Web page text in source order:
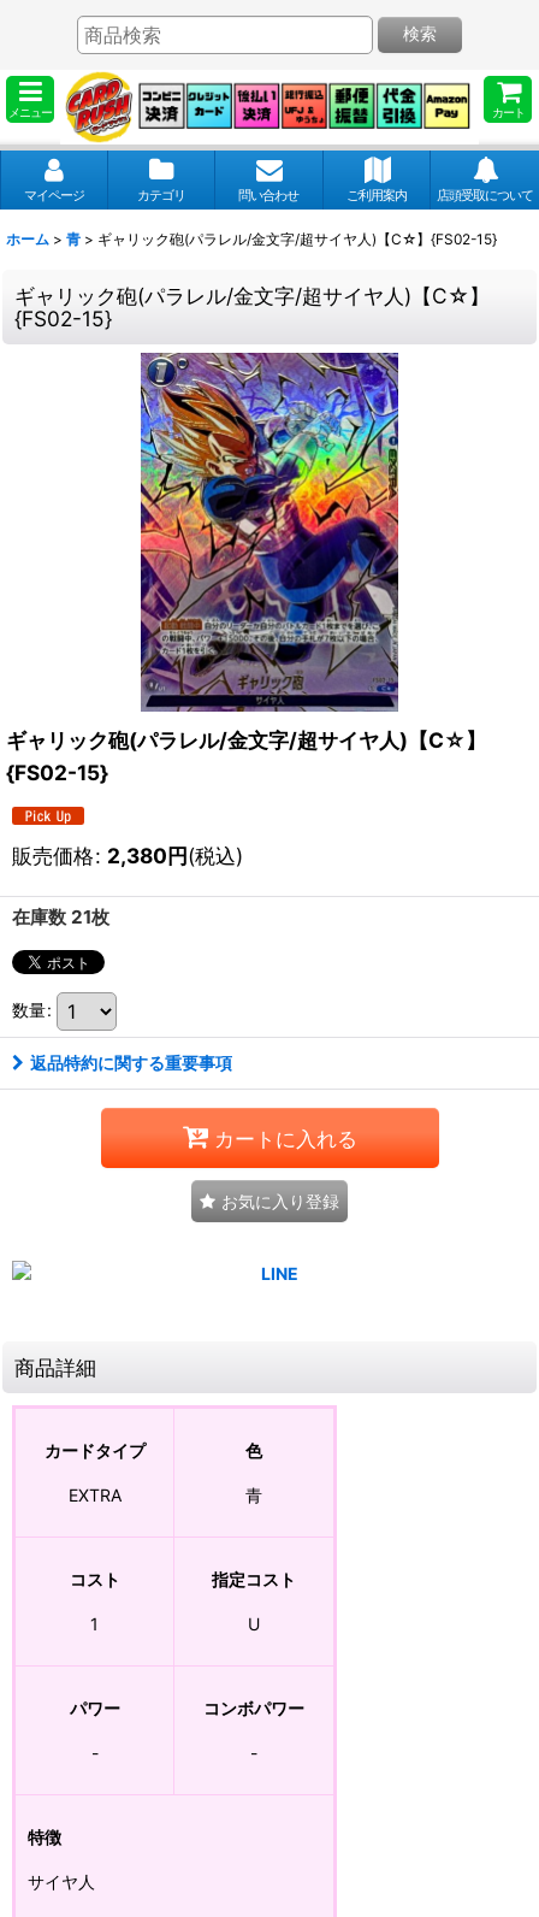
メニュー カート
検索
マイページ カテゴリ 問い合わせ ご利用案内 店頭受取について
ホーム > 青 > ギャリック砲(パラレル/金文字/超サイヤ人)【C☆】{FS02-15}
ギャリック砲(パラレル/金文字/超サイヤ人)【C☆】
{FS02-15}
ギャリック砲(パラレル/金文字/超サイヤ人)【C☆】
{FS02-15}
販売価格: 2,380円(税込)
在庫数 21枚
数量:
返品特約に関する重要事項
カートに入れる
お気に入り登録
商品詳細
カードタイプ
EXTRA
色
青
コスト
1
指定コスト
U
パワー
-
コンボパワー
-
特徴
サイヤ人